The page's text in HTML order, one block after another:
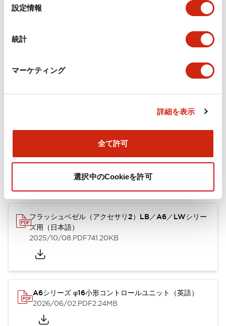
設定情報
統計
マーケティング
詳細を表示
全て許可
選択中のCookieを許可
カタログ
A6シリーズ φ16小形コントロールユニット（日本語）
フラッシュベゼル［アクセサリ］ LB/A6・LW シリーズ
2025/03/28.PDF617.63KB
フラッシュベゼル（アクセサリ2）LB／A6／LWシリー
ズ用（日本語）
2025/10/08.PDF741.20KB
A6シリーズ φ16小形コントロールユニット（英語）
2026/06/02.PDF2.24MB